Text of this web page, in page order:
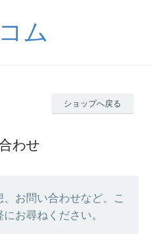
ム
ショップへ戻る
わせ
お問い合わせなど、こ
お尋ねください。